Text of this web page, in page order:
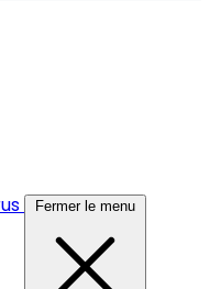
Fermer le menu